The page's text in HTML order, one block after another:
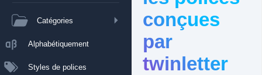
Catégories
Alphabétiquement
Styles de polices
conçues
par
twinletter